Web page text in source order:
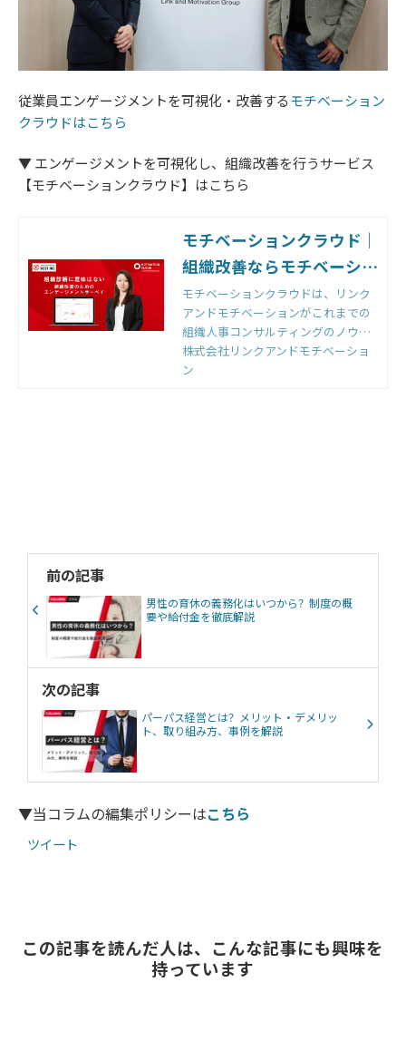
従業員エンゲージメントを可視化・改善する​​​​​​​モチベーション
クラウドはこちら
▼ エンゲージメントを可視化し、組織改善を行うサービス
【モチベーションクラウド】はこちら
モチベーションクラウド｜
組織改善ならモチベーショ
ンクラウド
モチベーションクラウドは、リンク
アンドモチベーションがこれまでの
組織人事コンサルティングのノウハ
ウをもとに開発した国内初の組織改
善クラウドです。組織のモノサシ
株式会社リンクアンドモチベーショ
ン
前の記事
男性の育休の義務化はいつから？制度の概
要や給付金を徹底解説
次の記事
パーパス経営とは？メリット・デメリッ
ト、取り組み方、事例を解説
▼当コラムの編集ポリシーはこちら
ツイート
この記事を読んだ人は、こんな記事にも興味を
持っています